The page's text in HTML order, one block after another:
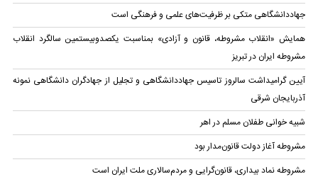
جهاددانشگاهی متکی بر ظرفیت‌های علمی و فرهنگی است
همایش «انقلاب مشروطه، قانون و آزادی» بمناسبت یکصدوبیستمین سالگرد انقلاب
مشروطه ایران در تبریز
آیین گرامیداشت سالروز تاسیس جهاددانشگاهی و تجلیل از جهادگران دانشگاهی نمونه
آذربایجان شرقی
شبیه خوانی طفلان مسلم در اهر
مشروطه آغاز دولت قانون‌مدار بود
مشروطه نماد بیداری، قانون‌گرایی و مردم‌سالاری ملت ایران است